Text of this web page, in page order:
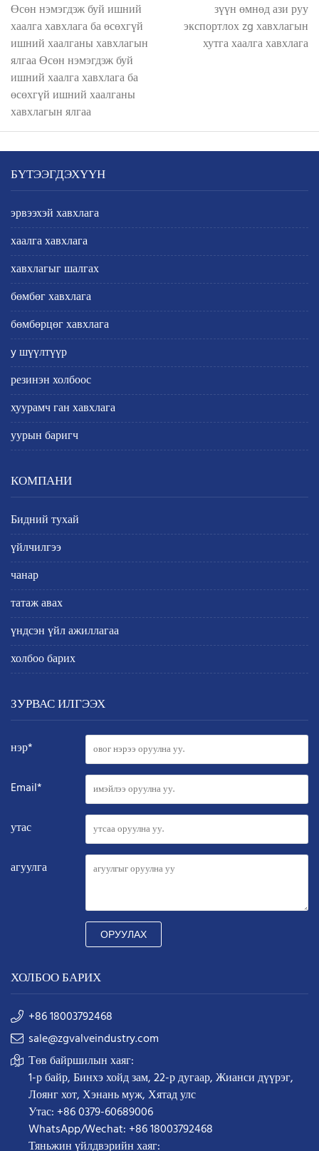
Өсөн нэмэгдэж буй ишний
хаалга хавхлага ба өсөхгүй
ишний хаалганы хавхлагын
ялгааӨсөн нэмэгдэж буй
ишний хаалга хавхлага ба
өсөхгүй ишний хаалганы
хавхлагын ялгаа
зүүн өмнөд ази руу
экспортлох zg хавхлагын
хутга хаалга хавхлага
БҮТЭЭГДЭХҮҮН
эрвээхэй хавхлага
хаалга хавхлага
хавхлагыг шалгах
бөмбөг хавхлага
бөмбөрцөг хавхлага
y шүүлтүүр
резинэн холбоос
хуурамч ган хавхлага
уурын баригч
КОМПАНИ
Бидний тухай
үйлчилгээ
чанар
татаж авах
үндсэн үйл ажиллагаа
холбоо барих
ЗУРВАС ИЛГЭЭХ
нэр*
Email*
утас
агуулга
ОРУУЛАХ
ХОЛБОО БАРИХ
+86 18003792468
sale@zgvalveindustry.com
Төв байршилын хаяг:
1-р байр, Бинхэ хойд зам, 22-р дугаар, Жианси дүүрэг,
Лоянг хот, Хэнань муж, Хятад улс
Утас: +86 0379-60689006
WhatsApp/Wechat: +86 18003792468
Тяньжин үйлдвэрийн хаяг: